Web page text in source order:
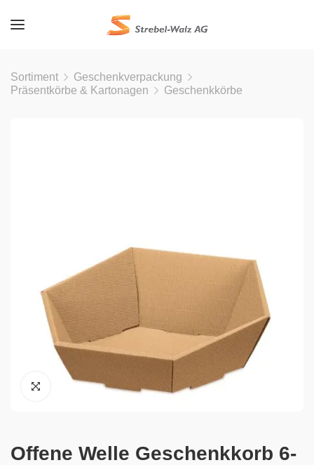
Sortiment
Geschenkverpackung
Präsentkörbe & Kartonagen
Geschenkkörbe
Offene Welle Geschenkkorb 6-